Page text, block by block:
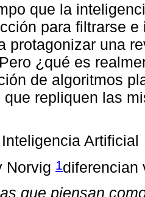
que la
para filtrarse
protagonizar una
¿qué es
de algoritmos
que repliquen las
Artificial
Norvig 1diferencian
que piensan